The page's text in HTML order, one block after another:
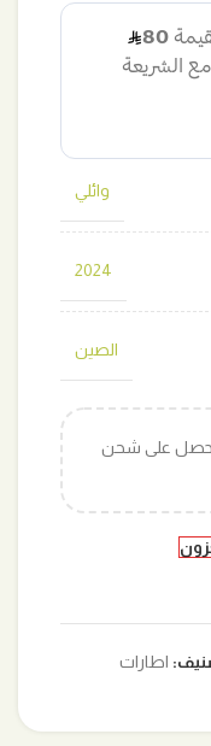
وائلي
2024
الصين
على شحن
اطارات